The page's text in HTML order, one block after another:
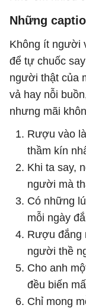
Những
Không ít người
để tự chuốc
người thật của
vả hay nỗi
nhưng mãi
Rượu vào
thầm kín
Khi ta say,
người mà
Có những
mỗi ngày
Rượu đắng
người thề
Cho anh
đều biến
Chỉ mong